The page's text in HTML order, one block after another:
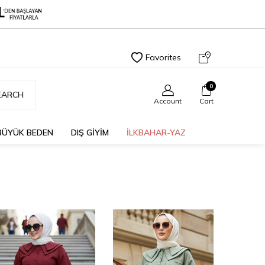
Favorites
Account
0
Cart
BEDEN DIŞ GİYİM İLKBAHAR-YAZ